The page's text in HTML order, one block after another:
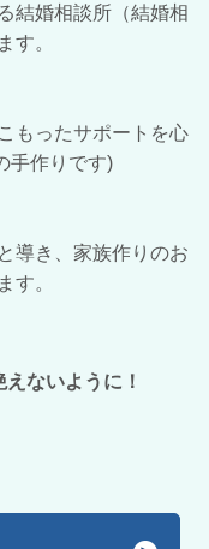
結婚相談所（結婚相
す。
もったサポートを心
手作りです)
導き、家族作りのお
す。
ないように！